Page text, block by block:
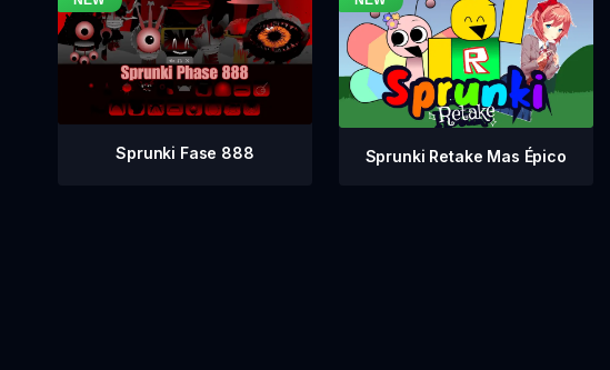
Sprunki Fase 888 Sprunki Retake Mas Épico